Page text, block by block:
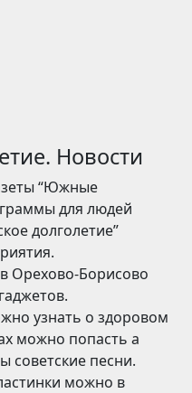
Новости
“Южные
для людей
долголетие”
Орехово-Борисово
узнать о здоровом
можно попасть а
советские песни.
можно в